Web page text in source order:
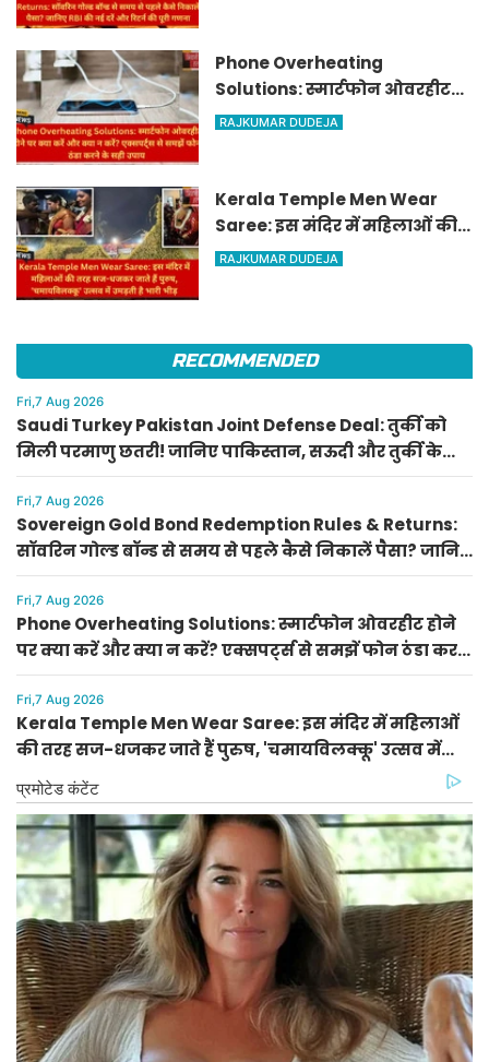
गणना
Phone Overheating
Solutions: स्मार्टफोन ओवरहीट
होने पर क्या करें और क्या न करें?
RAJKUMAR DUDEJA
Kerala Temple Men Wear
Saree: इस मंदिर में महिलाओं की
तरह सज-धजकर जाते हैं पुरुष,
RAJKUMAR DUDEJA
RECOMMENDED
Fri,7 Aug 2026
Saudi Turkey Pakistan Joint Defense Deal: तुर्की को
मिली परमाणु छतरी! जानिए पाकिस्तान, सऊदी और तुर्की के
सैन्य गठबंधन के मायने
Fri,7 Aug 2026
Sovereign Gold Bond Redemption Rules & Returns:
सॉवरिन गोल्ड बॉन्ड से समय से पहले कैसे निकालें पैसा? जानिए
RBI की नई दरें और रिटर्न की पूरी गणना
Fri,7 Aug 2026
Phone Overheating Solutions: स्मार्टफोन ओवरहीट होने
पर क्या करें और क्या न करें? एक्सपर्ट्स से समझें फोन ठंडा करने
के सही उपाय
Fri,7 Aug 2026
Kerala Temple Men Wear Saree: इस मंदिर में महिलाओं
की तरह सज-धजकर जाते हैं पुरुष, 'चमायविलक्कू' उत्सव में
उमड़ती है भारी भीड़